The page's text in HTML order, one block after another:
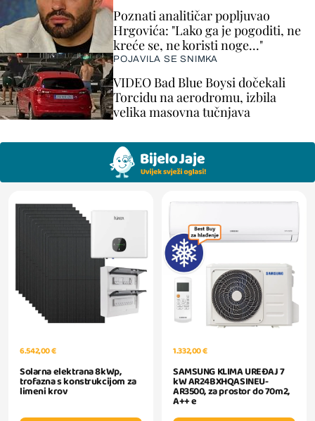
Poznati analitičar popljuvao
Hrgovića: "Lako ga je pogoditi, ne
kreće se, ne koristi noge..."
POJAVILA SE SNIMKA
VIDEO Bad Blue Boysi dočekali
Torcidu na aerodromu, izbila
velika masovna tučnjava
6.542,00 €
Solarna elektrana 8kWp,
trofazna s konstrukcijom za
limeni krov
1.332,00 €
SAMSUNG KLIMA UREĐAJ 7
kW AR24BXHQASINEU-
AR3500, za prostor do 70m2,
A++ e